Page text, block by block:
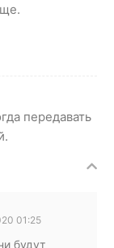
передавать
01:25
будут